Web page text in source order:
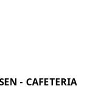
- CAFETERIA